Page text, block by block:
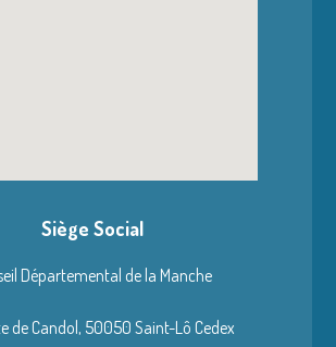
Siège Social
Départemental de la Manche
de Candol, 50050 Saint-Lô Cedex